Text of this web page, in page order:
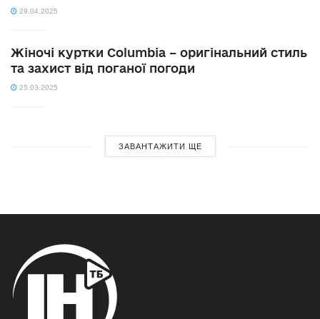
29.04.2025
Жіночі куртки Columbia – оригінальний стиль
та захист від поганої погоди
25.03.2025
ЗАВАНТАЖИТИ ЩЕ